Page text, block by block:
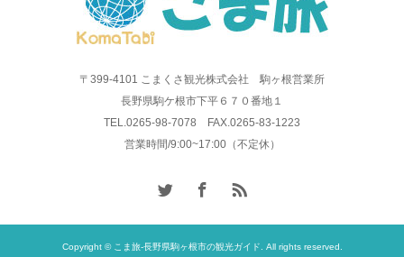
〒399-4101 こまくさ観光株式会社 駒ヶ根営業所
長野県駒ケ根市下平６７０番地１
TEL.0265-98-7078 FAX.0265-83-1223
営業時間/9:00~17:00（不定休）
Copyright © こま旅-長野県駒ヶ根市の観光ガイド. All rights reserved.